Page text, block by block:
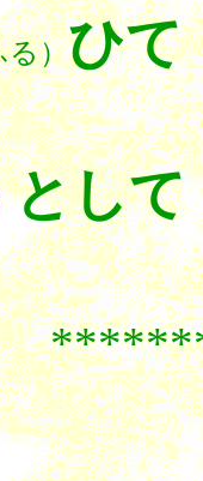
る）ひ
とし